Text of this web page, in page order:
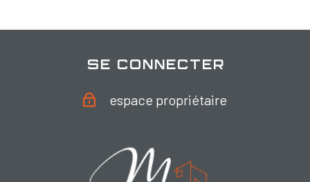
se connecter
espace propriétaire